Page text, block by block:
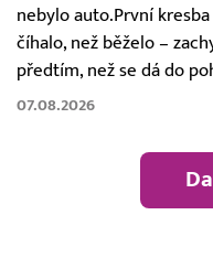
nebylo auto.První
číhalo, než běželo –
předtím, než se dá do
07.08.2026